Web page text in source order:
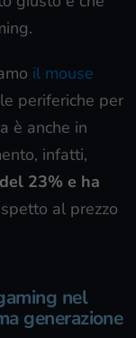
il mouse
periferiche per
è anche in
infatti,
23% e ha
al prezzo
nel
generazione